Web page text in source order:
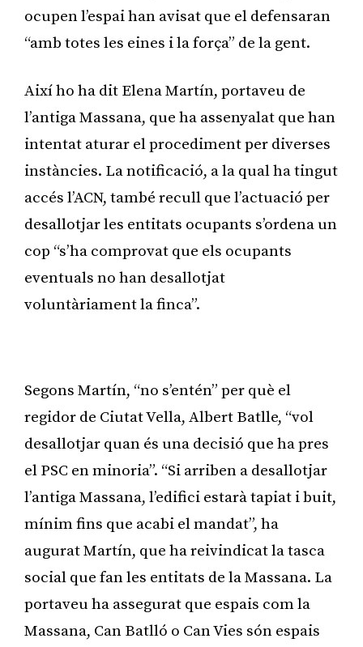
ocupen l’espai han avisat que el defensaran
“amb totes les eines i la força” de la gent.
Així ho ha dit Elena Martín, portaveu de
l’antiga Massana, que ha assenyalat que han
intentat aturar el procediment per diverses
instàncies. La notificació, a la qual ha tingut
accés l’ACN, també recull que l’actuació per
desallotjar les entitats ocupants s’ordena un
cop “s’ha comprovat que els ocupants
eventuals no han desallotjat
voluntàriament la finca”.
Segons Martín, “no s’entén” per què el
regidor de Ciutat Vella, Albert Batlle, “vol
desallotjar quan és una decisió que ha pres
el PSC en minoria”. “Si arriben a desallotjar
l’antiga Massana, l’edifici estarà tapiat i buit,
mínim fins que acabi el mandat”, ha
augurat Martín, que ha reivindicat la tasca
social que fan les entitats de la Massana. La
portaveu ha assegurat que espais com la
Massana, Can Batlló o Can Vies són espais